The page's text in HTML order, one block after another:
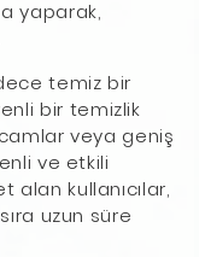
yaparak,
temiz bir
bir temizlik
veya geniş
ve etkili
alan kullanıcılar,
sıra uzun süre